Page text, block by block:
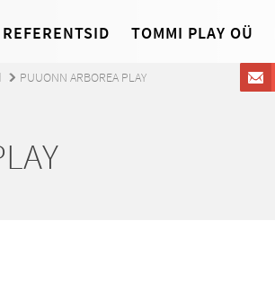
REFERENTSID TOMMI PLAY OÜ
PUUONN ARBOREA PLAY